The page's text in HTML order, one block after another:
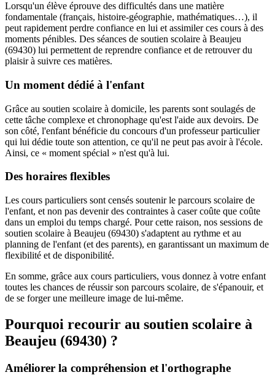
Lorsqu'un élève éprouve des difficultés dans une matière
fondamentale (français, histoire-géographie, mathématiques…), il
peut rapidement perdre confiance en lui et assimiler ces cours à des
moments pénibles. Des séances de soutien scolaire à Beaujeu
(69430) lui permettent de reprendre confiance et de retrouver du
plaisir à suivre ces matières.
Un moment dédié à l'enfant
Grâce au soutien scolaire à domicile, les parents sont soulagés de
cette tâche complexe et chronophage qu'est l'aide aux devoirs. De
son côté, l'enfant bénéficie du concours d'un professeur particulier
qui lui dédie toute son attention, ce qu'il ne peut pas avoir à l'école.
Ainsi, ce « moment spécial » n'est qu'à lui.
Des horaires flexibles
Les cours particuliers sont censés soutenir le parcours scolaire de
l'enfant, et non pas devenir des contraintes à caser coûte que coûte
dans un emploi du temps chargé. Pour cette raison, nos sessions de
soutien scolaire à Beaujeu (69430) s'adaptent au rythme et au
planning de l'enfant (et des parents), en garantissant un maximum de
flexibilité et de disponibilité.
En somme, grâce aux cours particuliers, vous donnez à votre enfant
toutes les chances de réussir son parcours scolaire, de s'épanouir, et
de se forger une meilleure image de lui-même.
Pourquoi recourir au soutien scolaire à
Beaujeu (69430) ?
Améliorer la compréhension et l'orthographe